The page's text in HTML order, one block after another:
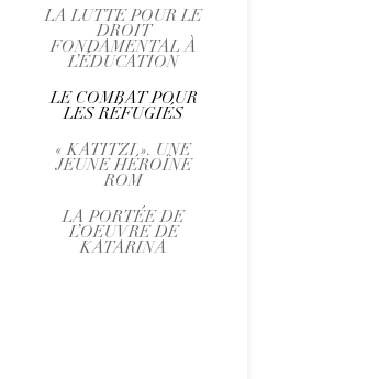
LA LUTTE POUR LE
DROIT
FONDAMENTAL À
L’ÉDUCATION
LE COMBAT POUR
LES RÉFUGIÉS
« KATITZI ». UNE
JEUNE HÉROÏNE
ROM
LA PORTÉE DE
L’OEUVRE DE
KATARINA